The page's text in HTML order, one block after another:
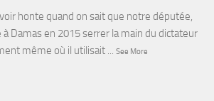
honte quand on sait que notre députée,
Damas en 2015 serrer la main du dictateur
même où il utilisait ... See More